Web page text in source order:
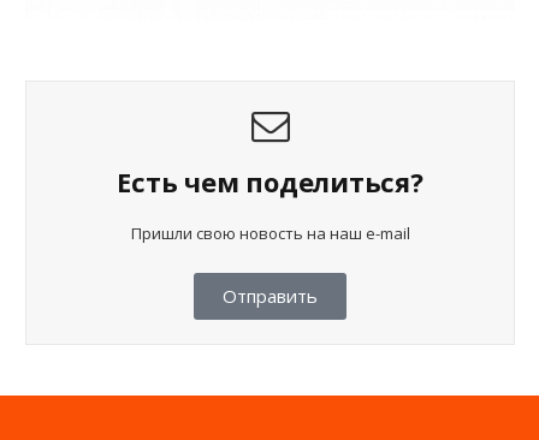
Есть чем поделиться?
Пришли свою новость на наш e-mail
Отправить